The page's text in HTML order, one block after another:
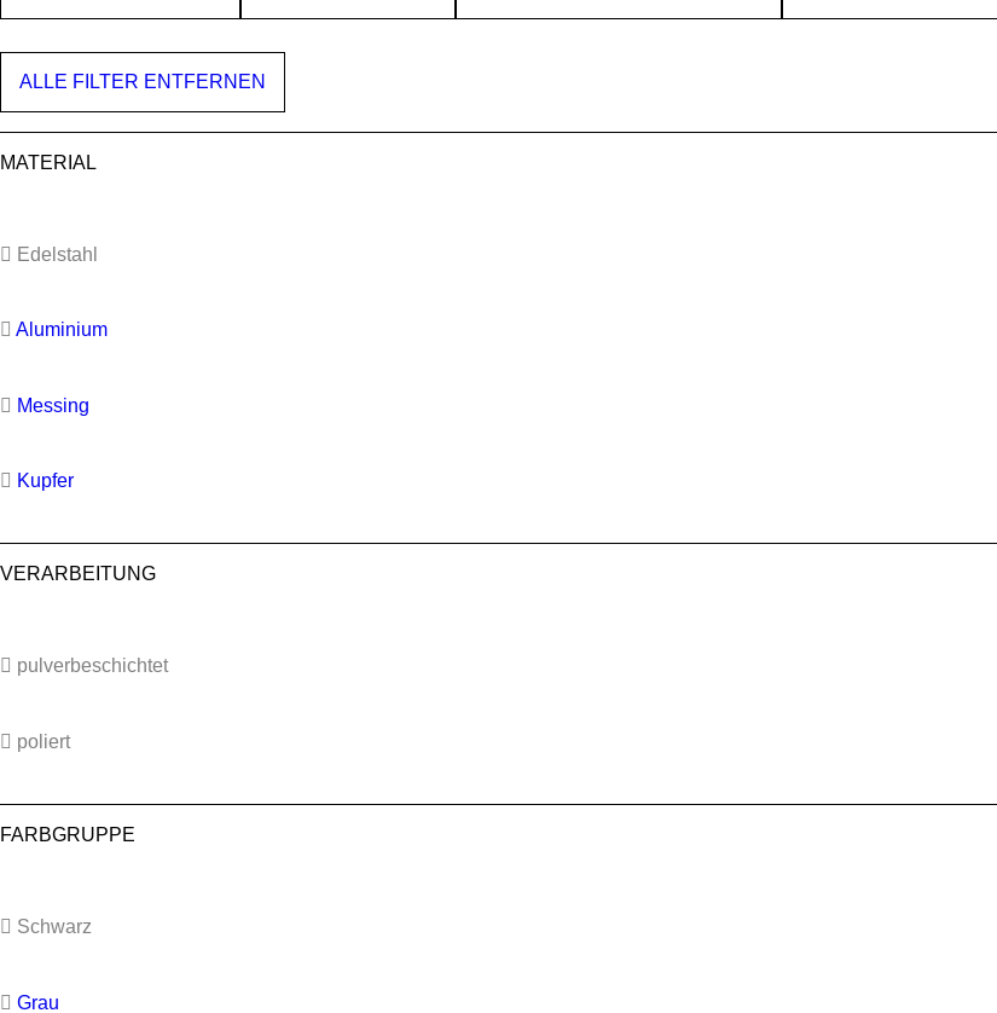
ALLE FILTER ENTFERNEN
MATERIAL
Edelstahl
Aluminium
Messing
Kupfer
VERARBEITUNG
pulverbeschichtet
poliert
FARBGRUPPE
Schwarz
Grau